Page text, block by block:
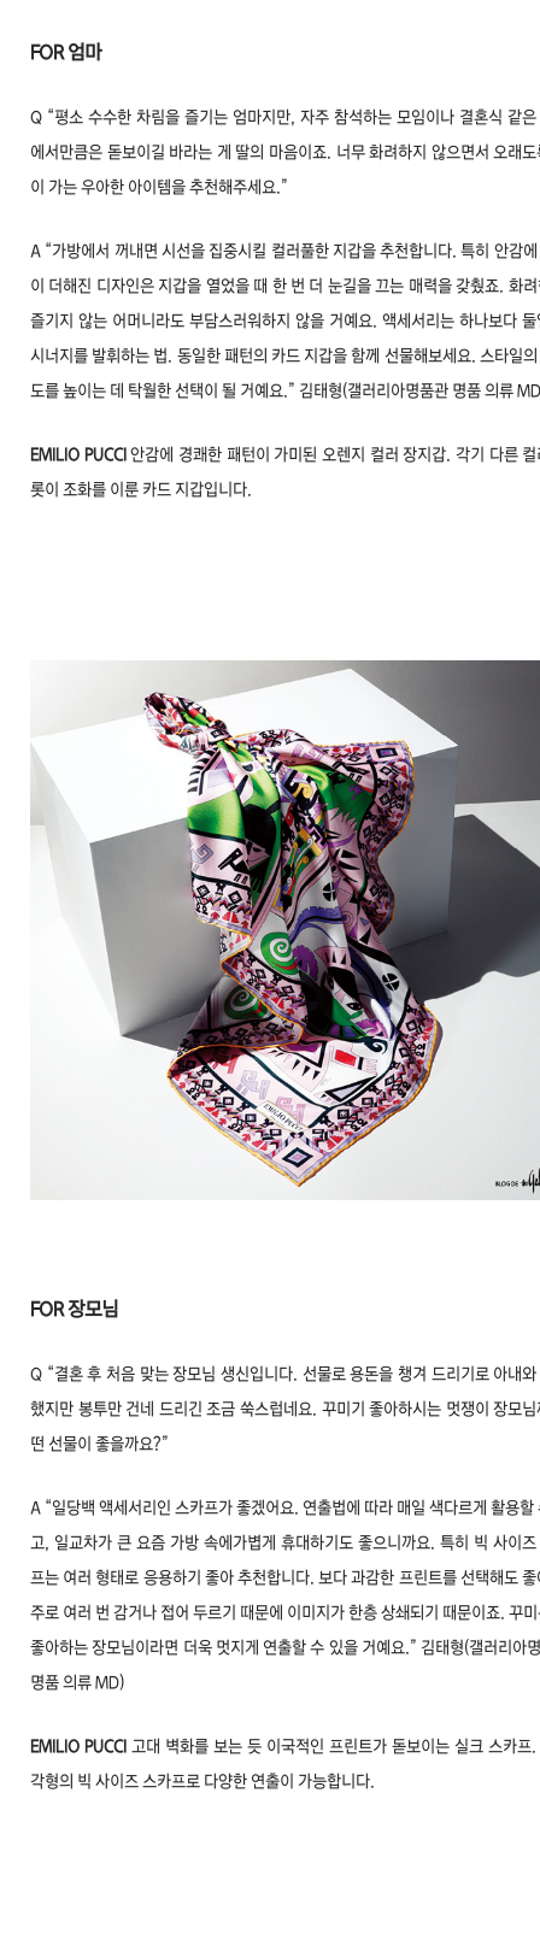
FOR 엄마
Q “평소 수수한 차림을 즐기는 엄마지만, 자주 참석하는 모임이나 결혼식 같
에서만큼은 돋보이길 바라는 게 딸의 마음이죠. 너무 화려하지 않으면서 오래
이 가는 우아한 아이템을 추천해주세요.”
A “가방에서 꺼내면 시선을 집중시킬 컬러풀한 지갑을 추천합니다. 특히 안감
이 더해진 디자인은 지갑을 열었을 때 한 번 더 눈길을 끄는 매력을 갖췄죠. 화
즐기지 않는 어머니라도 부담스러워하지 않을 거예요. 액세서리는 하나보다
시너지를 발휘하는 법. 동일한 패턴의 카드 지갑을 함께 선물해보세요. 스타일
도를 높이는 데 탁월한 선택이 될 거예요.” 김태형(갤러리아명품관 명품 의류
EMILIO PUCCI안감에 경쾌한 패턴이 가미된 오렌지 컬러 장지갑.각기 다른
롯이 조화를 이룬 카드 지갑입니다.
FOR 장모님
Q “결혼 후 처음 맞는 장모님 생신입니다. 선물로 용돈을 챙겨 드리기로 아내
했지만 봉투만 건네 드리긴 조금 쑥스럽네요. 꾸미기 좋아하시는 멋쟁이 장모
떤 선물이 좋을까요?”
A “일당백 액세서리인 스카프가 좋겠어요. 연출법에 따라 매일 색다르게 활용할
고, 일교차가 큰 요즘 가방 속에가볍게 휴대하기도 좋으니까요. 특히 빅 사이
프는 여러 형태로 응용하기 좋아 추천합니다. 보다 과감한 프린트를 선택해도
주로 여러 번 감거나 접어 두르기 때문에 이미지가 한층 상쇄되기 때문이죠. 꾸
좋아하는 장모님이라면 더욱 멋지게 연출할 수 있을 거예요.” 김태형(갤러리아
명품 의류 MD)
EMILIO PUCCI 고대 벽화를 보는 듯 이국적인 프린트가 돋보이는 실크 스카프
각형의 빅 사이즈 스카프로 다양한 연출이 가능합니다.